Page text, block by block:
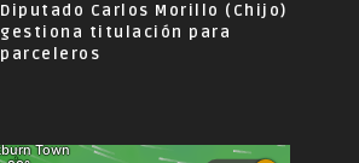
Diputado Carlos Morillo (Chijo)
gestiona titulación para
parceleros